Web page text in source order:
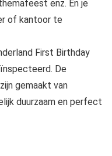
enz. En je
of kantoor te
First Birthday
De
gemaakt van
duurzaam en perfect